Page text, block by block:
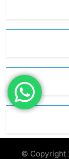
© Copyright